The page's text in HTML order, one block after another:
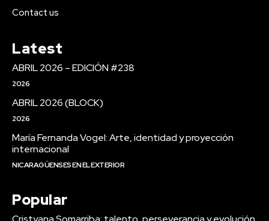
Contact us
Latest
ABRIL 2026 – EDICIÓN #238
2026
ABRIL 2026 (BLOCK)
2026
María Fernanda Vogel: Arte, identidad y proyección
internacional
NICARAGÜENSES EN EL EXTERIOR
Popular